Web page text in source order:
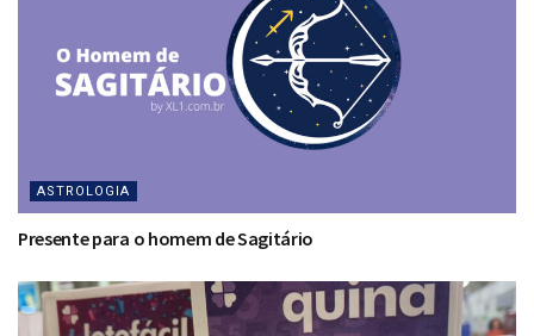
ASTROLOGIA
Presente para o homem de Sagitário